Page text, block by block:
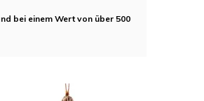
bei einem Wert von über 500